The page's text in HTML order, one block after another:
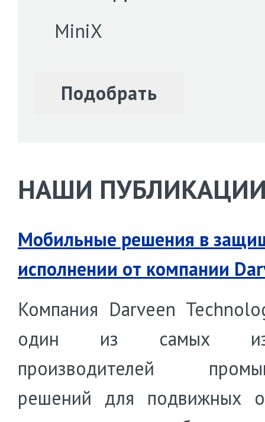
MiniX
НАШИ
Мобильные решения в
исполнении от компании
Компания Darveen
один из самых
производителей
решений для подвижных